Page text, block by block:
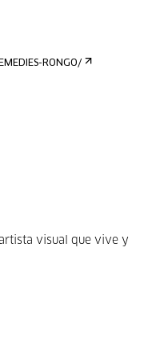
RONGO/
visual que vive y